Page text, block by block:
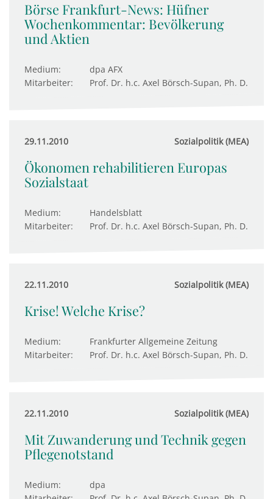
Börse Frankfurt-News: Hüfner
Wochenkommentar: Bevölkerung
und Aktien
Medium:
dpa AFX
Mitarbeiter:
Prof. Dr. h.c. Axel Börsch-Supan, Ph. D.
29.11.2010 Sozialpolitik (MEA)
Ökonomen rehabilitieren Europas
Sozialstaat
Medium:
Handelsblatt
Mitarbeiter:
Prof. Dr. h.c. Axel Börsch-Supan, Ph. D.
22.11.2010 Sozialpolitik (MEA)
Krise! Welche Krise?
Medium:
Frankfurter Allgemeine Zeitung
Mitarbeiter:
Prof. Dr. h.c. Axel Börsch-Supan, Ph. D.
22.11.2010 Sozialpolitik (MEA)
Mit Zuwanderung und Technik gegen
Pflegenotstand
Medium:
dpa